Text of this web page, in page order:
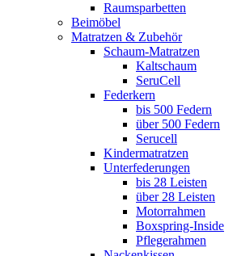
Raumsparbetten
Beimöbel
Matratzen & Zubehör
Schaum-Matratzen
Kaltschaum
SeruCell
Federkern
bis 500 Federn
über 500 Federn
Serucell
Kindermatratzen
Unterfederungen
bis 28 Leisten
über 28 Leisten
Motorrahmen
Boxspring-Inside
Pflegerahmen